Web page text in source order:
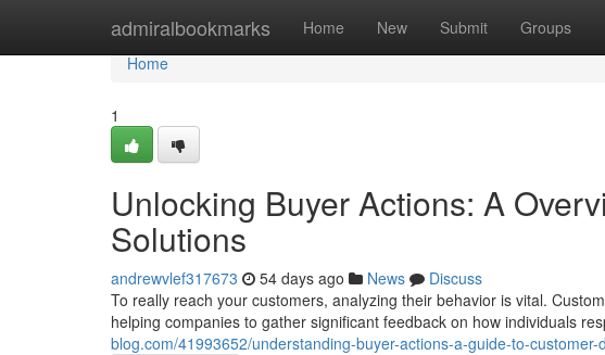
admiralbookmarks Home New Submit Groups
Home
Home
1
Unlocking Buyer Actions: A
Solutions
andrewvlef317673 54 days ago News
Discuss
To really reach your customers, analyzing their behavior is vital.
helping companies to gather significant feedback on how individuals
blog.com/41993652/understanding-buyer-actions-a-guide-to-customer-